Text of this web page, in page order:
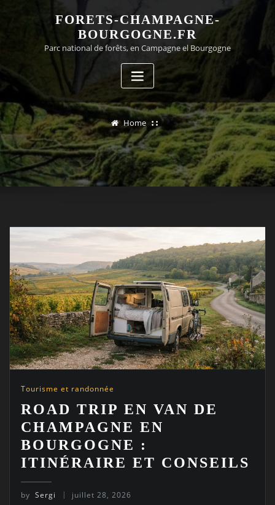
FORETS-CHAMPAGNE-
BOURGOGNE.FR
Parc national de forêts, en Campagne el Bourgogne
Home
Tourisme et randonnée
ROAD TRIP EN VAN DE
CHAMPAGNE EN
BOURGOGNE :
ITINÉRAIRE ET CONSEILS
by Sergi juillet 28, 2026